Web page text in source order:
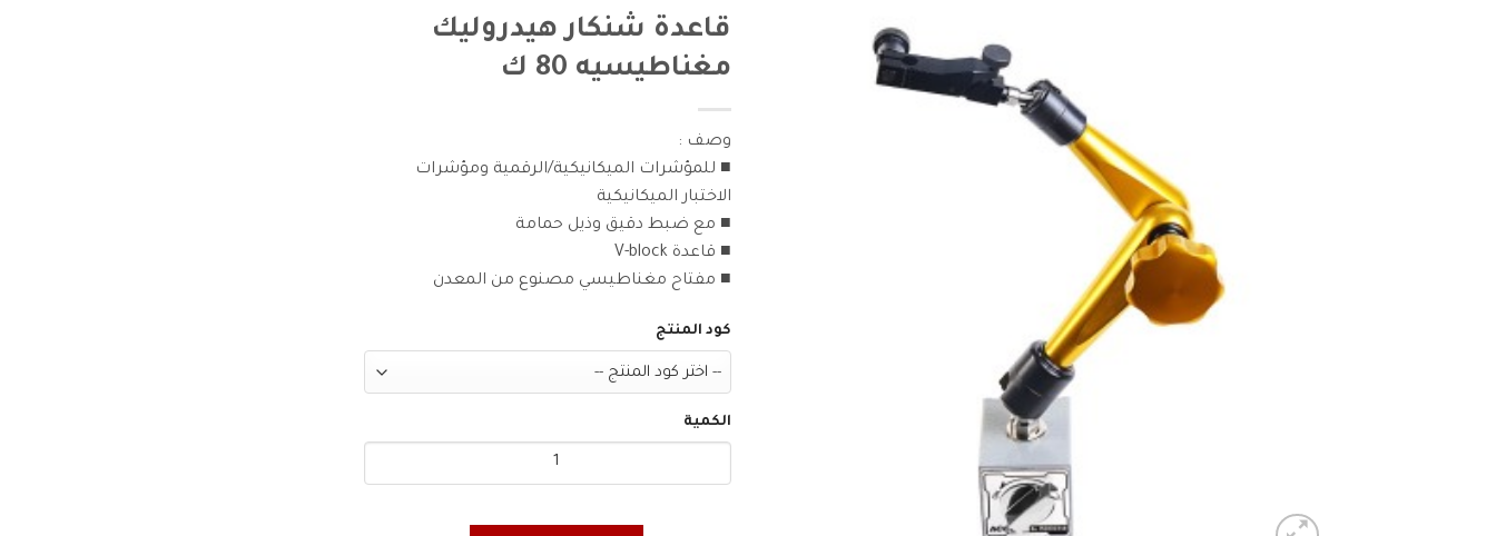
قاعدة شنكار هيدروليك
مغناطيسيه 80 ك
وصف :
■ للمؤشرات الميكانيكية/الرقمية ومؤشرات
الاختبار الميكانيكية
■ مع ضبط دقيق وذيل حمامة
■ قاعدة V-block
■ مفتاح مغناطيسي مصنوع من المعدن
كود المنتج
الكمية